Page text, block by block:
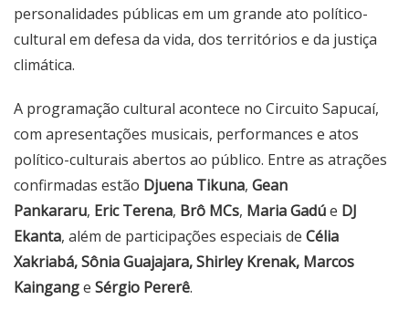
personalidades públicas em um grande ato político-
cultural em defesa da vida, dos territórios e da justiça
climática.
A programação cultural acontece no Circuito Sapucaí,
com apresentações musicais, performances e atos
político-culturais abertos ao público. Entre as atrações
confirmadas estão Djuena Tikuna, Gean
Pankararu, Eric Terena, Brô MCs, Maria Gadúe DJ
Ekanta, além de participações especiais de Célia
Xakriabá, Sônia Guajajara, Shirley Krenak, Marcos
Kaingange Sérgio Pererê.